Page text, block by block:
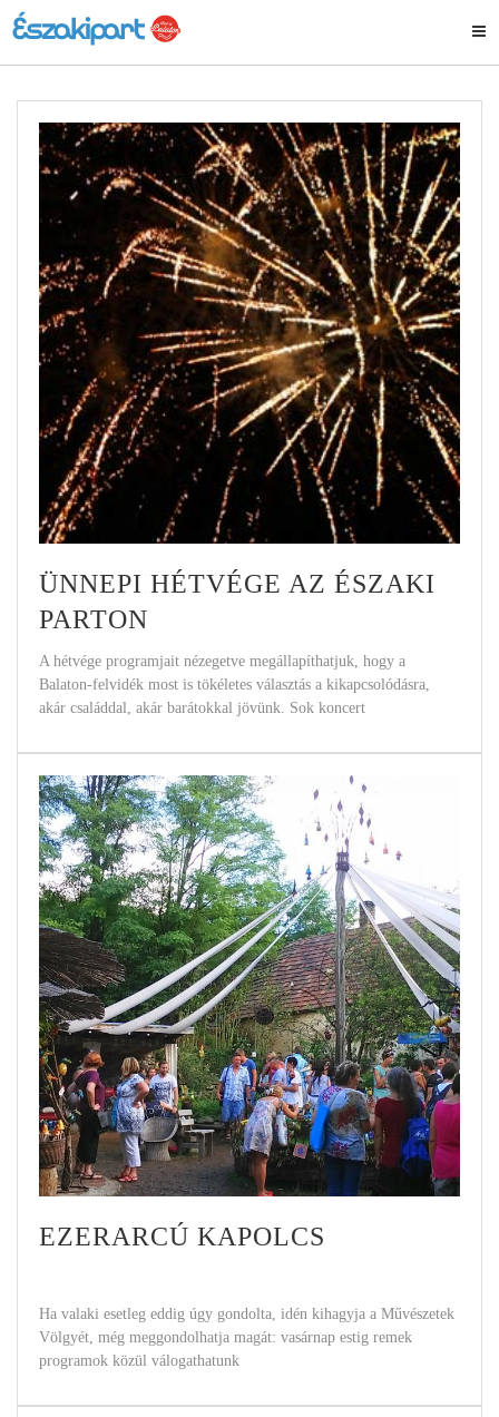
ÜNNEPI HÉTVÉGE AZ ÉSZAKI
PARTON
A hétvége programjait nézegetve megállapíthatjuk, hogy a
Balaton-felvidék most is tökéletes választás a kikapcsolódásra,
akár családdal, akár barátokkal jövünk. Sok koncert
EZERARCÚ KAPOLCS
Ha valaki esetleg eddig úgy gondolta, idén kihagyja a Művészetek
Völgyét, még meggondolhatja magát: vasárnap estig remek
programok közül válogathatunk